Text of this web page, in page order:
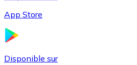
App Store
Disponible sur